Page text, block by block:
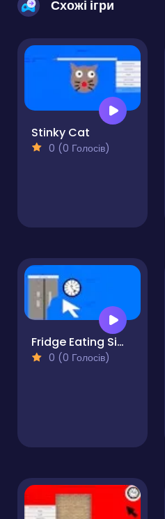
Схожі ігри
Stinky Cat
0 (0 Голосів)
Fridge Eating Simulator
0 (0 Голосів)